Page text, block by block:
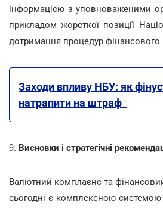
інформацією з уповноваженими
прикладом жорсткої позиції
дотримання процедур фінансового
Заходи впливу НБУ: як
натрапити на штраф
9. Висновки і стратегічні
Валютний комплаєнс та
сьогодні є комплексною